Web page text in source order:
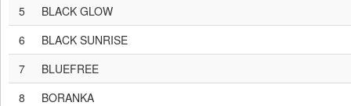
5
BLACK GLOW
6
BLACK SUNRISE
7
BLUEFREE
8
BORANKA